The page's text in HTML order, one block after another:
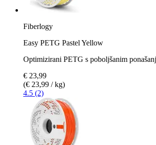
Fiberlogy
Easy PETG Pastel Yellow
Optimizirani PETG s poboljšanim
€ 23,99
(€ 23,99 / kg)
4.5 (2)